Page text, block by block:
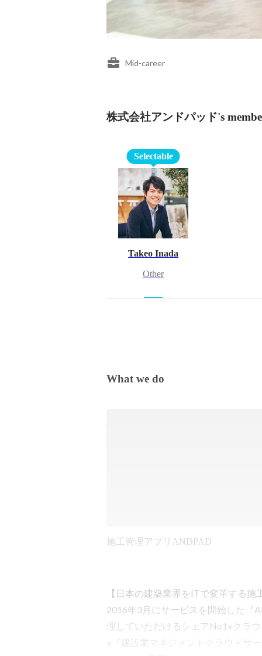
Mid-career
株式会社アンドパッド's
Selectable
Takeo Inada
Other
What we do
施工管理アプリANDPAD
【日本の建築業界をITで変革する
2016年3月にサービスを開始した『
理していただけるシェアNo1※クラ
※『建設業マネジメントクラウドサ